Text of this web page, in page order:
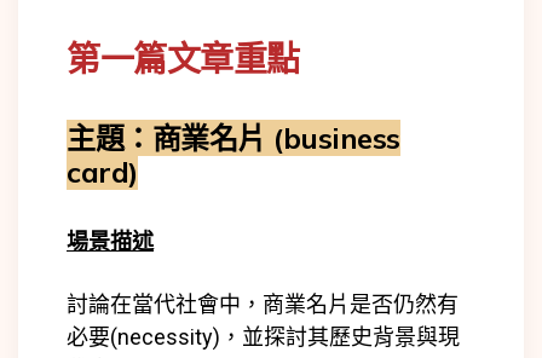
第一篇文章重點
主題：商業名片 (business
card)
場景描述
討論在當代社會中，商業名片是否仍然有
必要(necessity)，並探討其歷史背景與現